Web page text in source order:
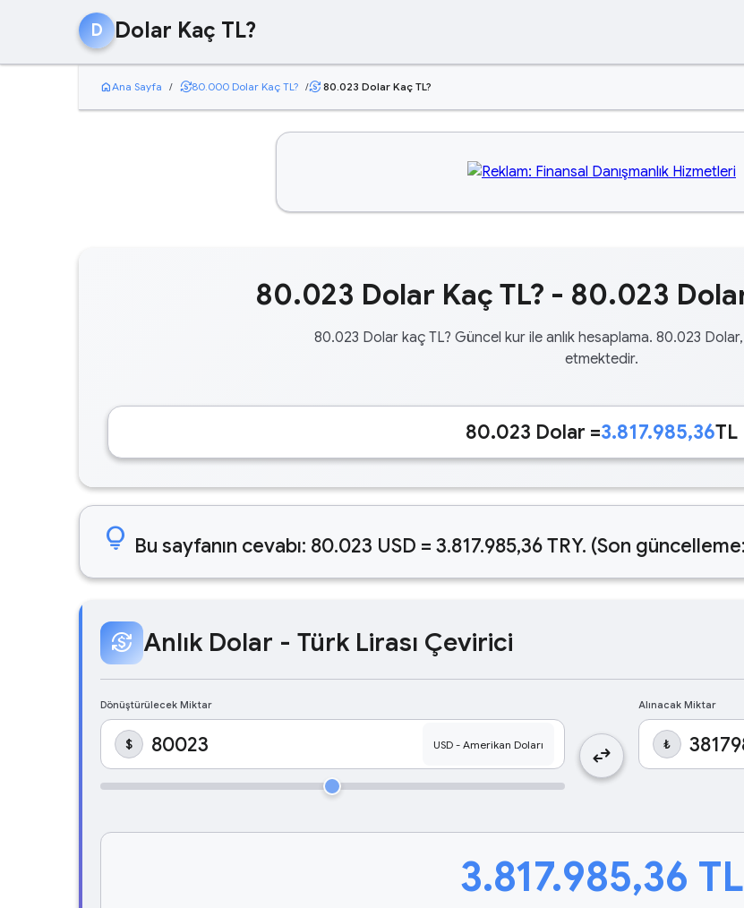
D Dolar Kaç TL?
homeAna Sayfa / currency_exchange80.000 Dolar Kaç TL? /currency_exchange 80.023 Dolar Kaç TL?
80.023 Dolar Kaç TL? - 80.023
80.023 Dolar kaç TL? Güncel kur ile anlık hesaplama. 80.023
etmektedir.
80.023 Dolar =3.817.985,36TL
lightbulb Bu sayfanın cevabı: 80.023 USD = 3.817.985,36 TRY. (Son
currency_exchange Anlık Dolar - Türk Lirası Çevirici
Dönüştürülecek Miktar
$ swap_horiz
Alınacak Miktar
₺
3.817.985,36 TL